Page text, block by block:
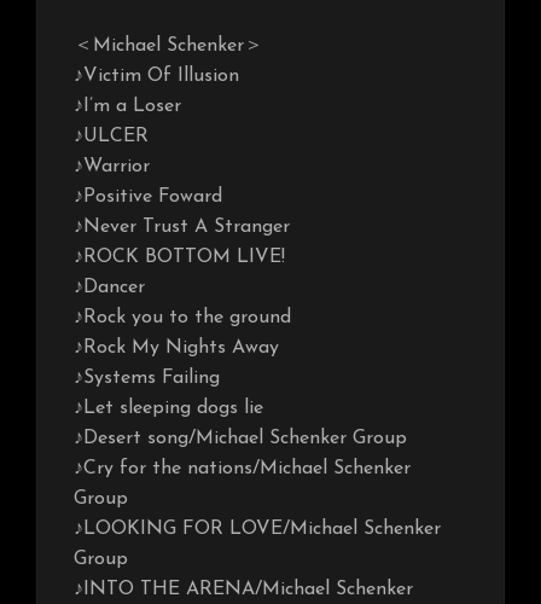
＜Michael Schenker＞
♪Victim Of Illusion
♪I’m a Loser
♪ULCER
♪Warrior
♪Positive Foward
♪Never Trust A Stranger
♪ROCK BOTTOM LIVE!
♪Dancer
♪Rock you to the ground
♪Rock My Nights Away
♪Systems Failing
♪Let sleeping dogs lie
♪Desert song/Michael Schenker Group
♪Cry for the nations/Michael Schenker
Group
♪LOOKING FOR LOVE/Michael Schenker
Group
♪INTO THE ARENA/Michael Schenker